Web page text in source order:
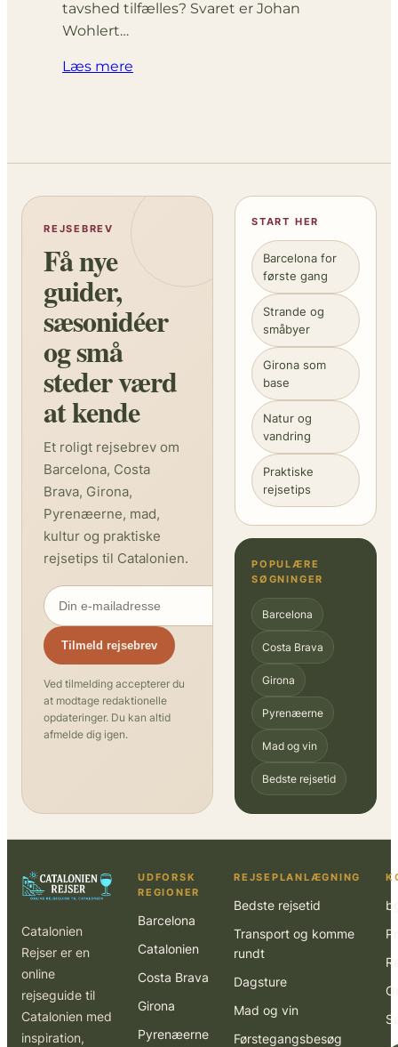
tavshed tilfælles? Svaret er Johan
Wohlert…
Læs mere
REJSEBREV
Få nye
guider,
sæsonidéer
og små
steder værd
at kende
Et roligt rejsebrev om
Barcelona, Costa
Brava, Girona,
Pyrenæerne, mad,
kultur og praktiske
rejsetips til Catalonien.
Tilmeld rejsebrev
Ved tilmelding accepterer du
at modtage redaktionelle
opdateringer. Du kan altid
afmelde dig igen.
START HER
Barcelona for
første gang
Strande og
småbyer
Girona som
base
Natur og
vandring
Praktiske
rejsetips
POPULÆRE
SØGNINGER
Barcelona
Costa Brava
Girona
Pyrenæerne
Mad og vin
Bedste rejsetid
Catalonien
Rejser er en
online
rejseguide til
Catalonien med
inspiration,
UDFORSK
REGIONER
Barcelona
Catalonien
Costa Brava
Girona
Pyrenæerne
REJSEPLANLÆGNING
Bedste rejsetid
Transport og komme
rundt
Dagsture
Mad og vin
Førstegangsbesøg